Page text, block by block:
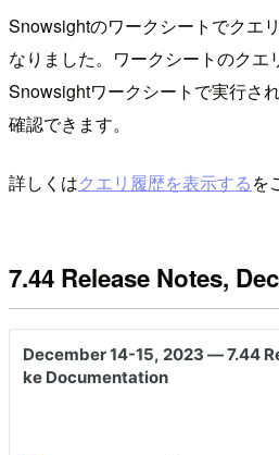
Snowsightのワークシートでクエ
なりました。ワークシートのクエ
Snowsightワークシートで実行さ
確認できます。
詳しくはクエリ履歴を表示するを
7.44 Release Notes,